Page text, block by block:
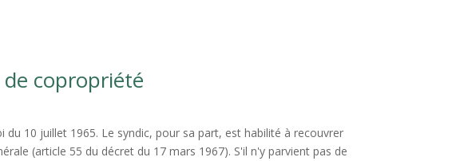
copropriété
10 juillet 1965. Le syndic, pour sa part, est habilité à recouvrer
(article 55 du décret du 17 mars 1967). S'il n'y parvient pas de